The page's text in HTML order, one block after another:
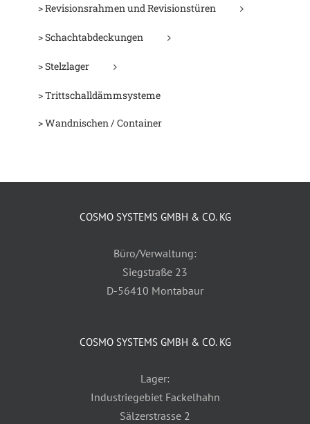
> Revisionsrahmen und Revisionstüren
> Schachtabdeckungen
> Stelzlager
> Trittschalldämmsysteme
> Wandnischen / Container
COSMO SYSTEMS GMBH & CO. KG
Büro/Verwaltung:
Siegstraße 23
D-56410 Montabaur
COSMO SYSTEMS GMBH & CO. KG
Lager:
Industriegebiet Fackelhahn
Sälzerstrasse 2